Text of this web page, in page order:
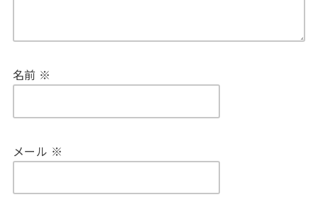
名前 ※
メール ※